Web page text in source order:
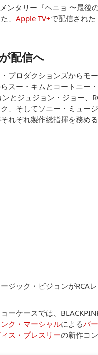
ンタリー『ヘニョ 〜最後
、 Apple TV+で配信された
配信へ
プロダクションズからモ
スー・キムとコートニー
とジュジョン・ジョー、
、そしてソニー・ミュー
れぞれ製作総指揮を務める
ジック・ビジョンがRCA
ーケースでは、
ク・マーシャルによるバ
ス・プレスリーの新作コ